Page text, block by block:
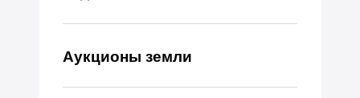
Аукционы земли